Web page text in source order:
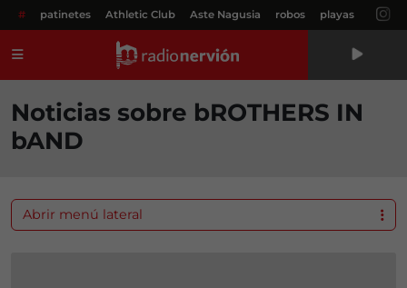
# patinetes Athletic Club Aste Nagusia robos playas
Noticias sobre bROTHERS IN
bAND
Abrir menú lateral